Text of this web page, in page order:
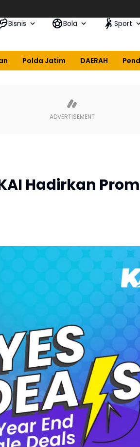
Bisnis Bola Sport
Polda Jatim DAERAH
Hadirkan